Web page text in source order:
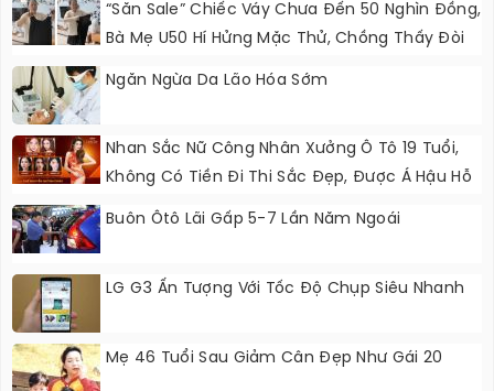
“Săn Sale” Chiếc Váy Chưa Đến 50 Nghìn Đồng,
Bà Mẹ U50 Hí Hửng Mặc Thử, Chồng Thấy Đòi
Ngăn Ngừa Da Lão Hóa Sớm
Nhan Sắc Nữ Công Nhân Xưởng Ô Tô 19 Tuổi,
Không Có Tiền Đi Thi Sắc Đẹp, Được Á Hậu Hỗ
Trợ Quần Áo
Buôn Ôtô Lãi Gấp 5-7 Lần Năm Ngoái
LG G3 Ấn Tượng Với Tốc Độ Chụp Siêu Nhanh
Mẹ 46 Tuổi Sau Giảm Cân Đẹp Như Gái 20